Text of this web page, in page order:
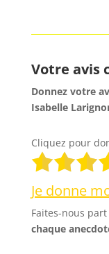
Votre avis
Donnez votre
Isabelle
Cliquez pour
Je donne
Faites-nous
chaque